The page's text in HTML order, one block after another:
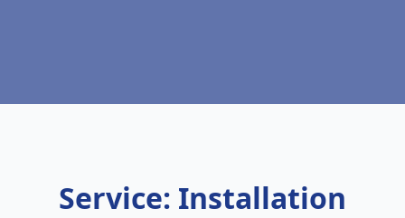
Service: Installation